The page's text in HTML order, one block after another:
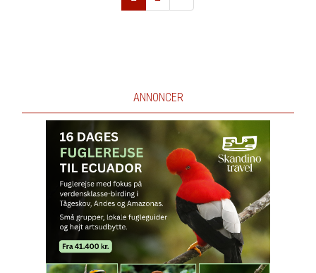
Næste
ANNONCER